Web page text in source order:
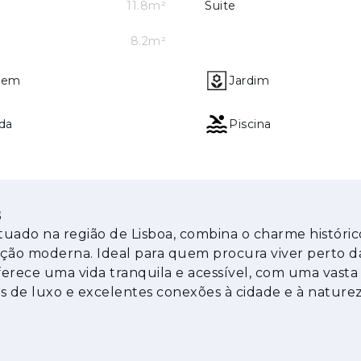
dos Cavaleiros, no município de Loures, numa
expedito ao centro de Lisboa. Escola secundária,
completam um enquadramento que favorece
prazo.
11.8m² Suite
8.2m²
Jardim
Piscina
na região de Lisboa, combina o charme
moderna. Ideal para quem procura viver perto
uma vida tranquila e acessível, com uma
de luxo e excelentes conexões à cidade e à